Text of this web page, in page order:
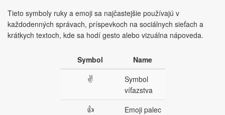
Tieto symboly ruky a emoji sa najčastejšie používajú v
každodenných správach, príspevkoch na sociálnych sieťach a
krátkych textoch, kde sa hodí gesto alebo vizuálna nápoveda.
Symbol
Name
✌
Symbol
víťazstva
👍
Emoji palec